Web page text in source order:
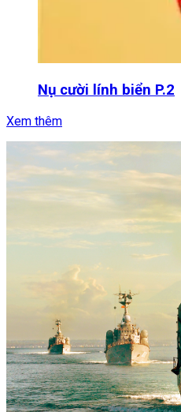
Nụ cười lính biển P.2
Xem thêm